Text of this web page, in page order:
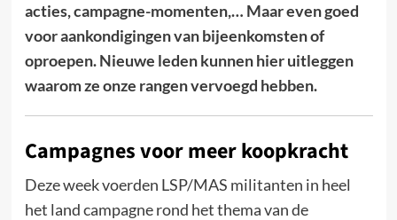
acties, campagne-momenten,… Maar even goed
voor aankondigingen van bijeenkomsten of
oproepen. Nieuwe leden kunnen hier uitleggen
waarom ze onze rangen vervoegd hebben.
Campagnes voor meer koopkracht
Deze week voerden LSP/MAS militanten in heel
het land campagne rond het thema van de